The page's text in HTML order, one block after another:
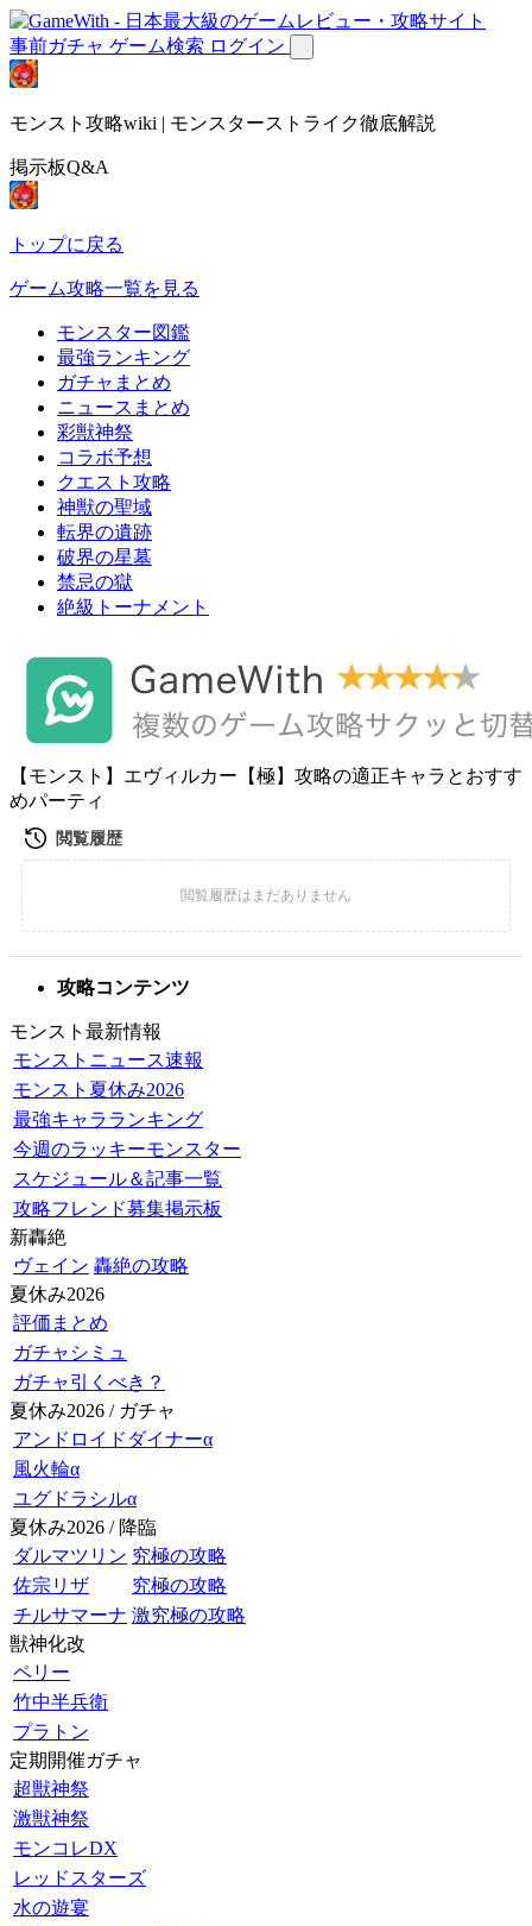
事前ガチャ ゲーム検索 ログイン
モンスト攻略wiki | モンスターストライク徹底解説
掲示板Q&A
トップに戻る
ゲーム攻略一覧を見る
モンスター図鑑
最強ランキング
ガチャまとめ
ニュースまとめ
彩獣神祭
コラボ予想
クエスト攻略
神獣の聖域
転界の遺跡
破界の星墓
禁忌の獄
絶級トーナメント
【モンスト】エヴィルカー【極】攻略の適正キャラとおすす
めパーティ
攻略コンテンツ
モンスト最新情報
モンストニュース速報
モンスト夏休み2026
最強キャラランキング
今週のラッキーモンスター
スケジュール＆記事一覧
攻略フレンド募集掲示板
新轟絶
ヴェイン 轟絶の攻略
夏休み2026
評価まとめ
ガチャシミュ
ガチャ引くべき？
夏休み2026 / ガチャ
アンドロイドダイナーα
風火輪α
ユグドラシルα
夏休み2026 / 降臨
ダルマツリン 究極の攻略
佐宗リザ
究極の攻略
チルサマーナ 激究極の攻略
獣神化改
ペリー
竹中半兵衛
プラトン
定期開催ガチャ
超獣神祭
激獣神祭
モンコレDX
レッドスターズ
水の遊宴